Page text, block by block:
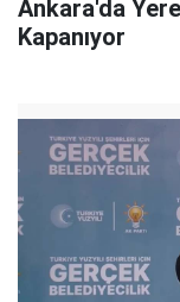
Ankara'da
Kapanıyor